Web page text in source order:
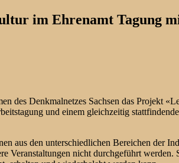
im Ehrenamt Tagung
des Denkmalnetzes Sachsen das Projekt
und einem gleichzeitig
aus den unterschiedlichen Bereichen der
nicht durchgeführt werden.